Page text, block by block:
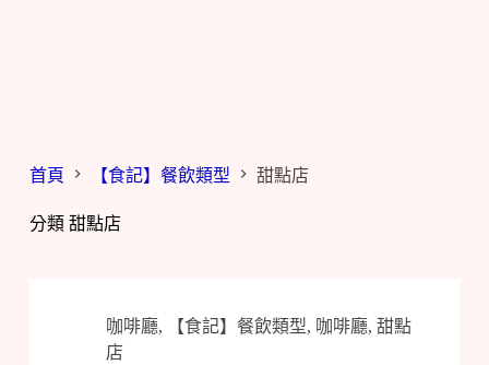
首頁 【食記】餐飲類型 甜點店
分類 甜點店
咖啡廳, 【食記】餐飲類型, 咖啡廳, 甜點
店